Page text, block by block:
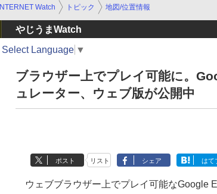
INTERNET Watch トピック 地図/位置情報
やじうまWatch
Select Language ▼
ブラウザー上でプレイ可能に。
ュレーター、ウェブ版が公開中
ポスト リスト シェア はて
ウェブブラウザー上でプレイ可能なGoogle